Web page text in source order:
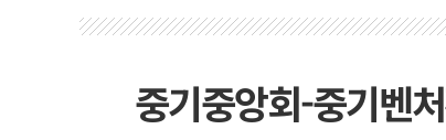
중기중앙회-중기벤